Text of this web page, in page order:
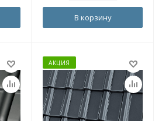
В корзину
АКЦИЯ